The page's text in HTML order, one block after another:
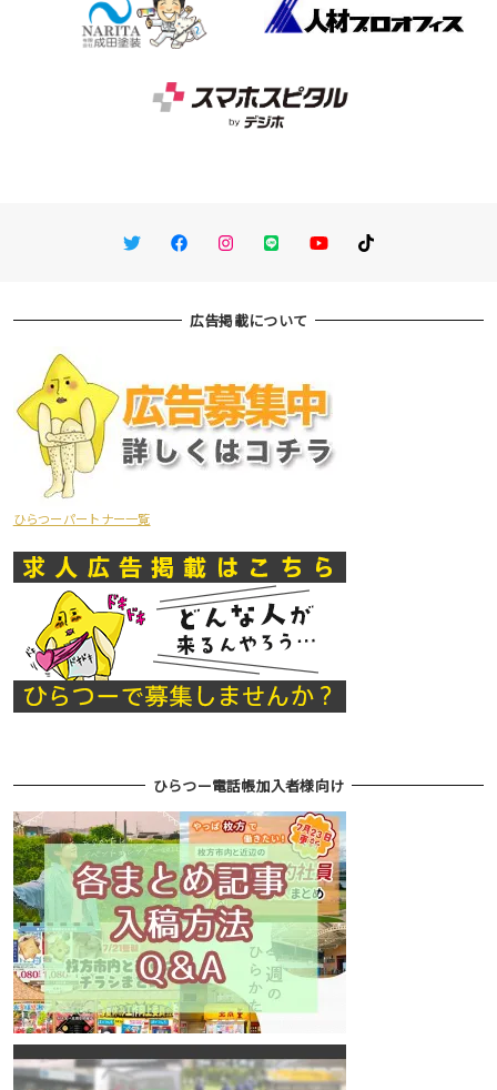
TwitterFacebookInstagram
LINE You TubeTikTok
広告掲載について
ひらつーパートナー一覧
ひらつー電話帳加入者様向け